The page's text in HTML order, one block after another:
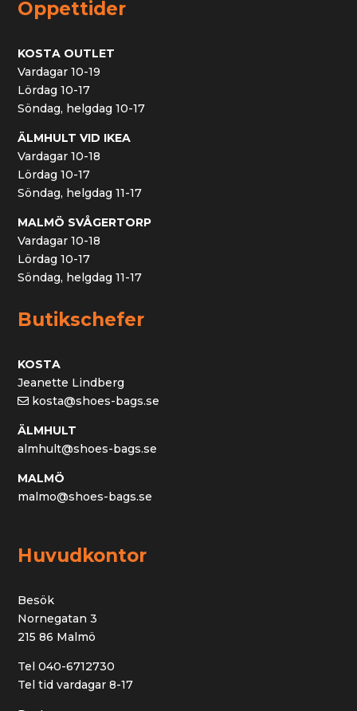
Öppettider
KOSTA OUTLET
Vardagar 10-19
Lördag 10-17
Söndag, helgdag 10-17
ÄLMHULT VID IKEA
Vardagar 10-18
Lördag 10-17
Söndag, helgdag 11-17
MALMÖ SVÅGERTORP
Vardagar 10-18
Lördag 10-17
Söndag, helgdag 11-17
Butikschefer
KOSTA
Jeanette Lindberg
kosta@shoes-bags.se
ÄLMHULT
almhult@shoes-bags.se
MALMÖ
malmo@shoes-bags.se
Huvudkontor
Besök
Nornegatan 3
215 86 Malmö
Tel 040-6712730
Tel tid vardagar 8-17